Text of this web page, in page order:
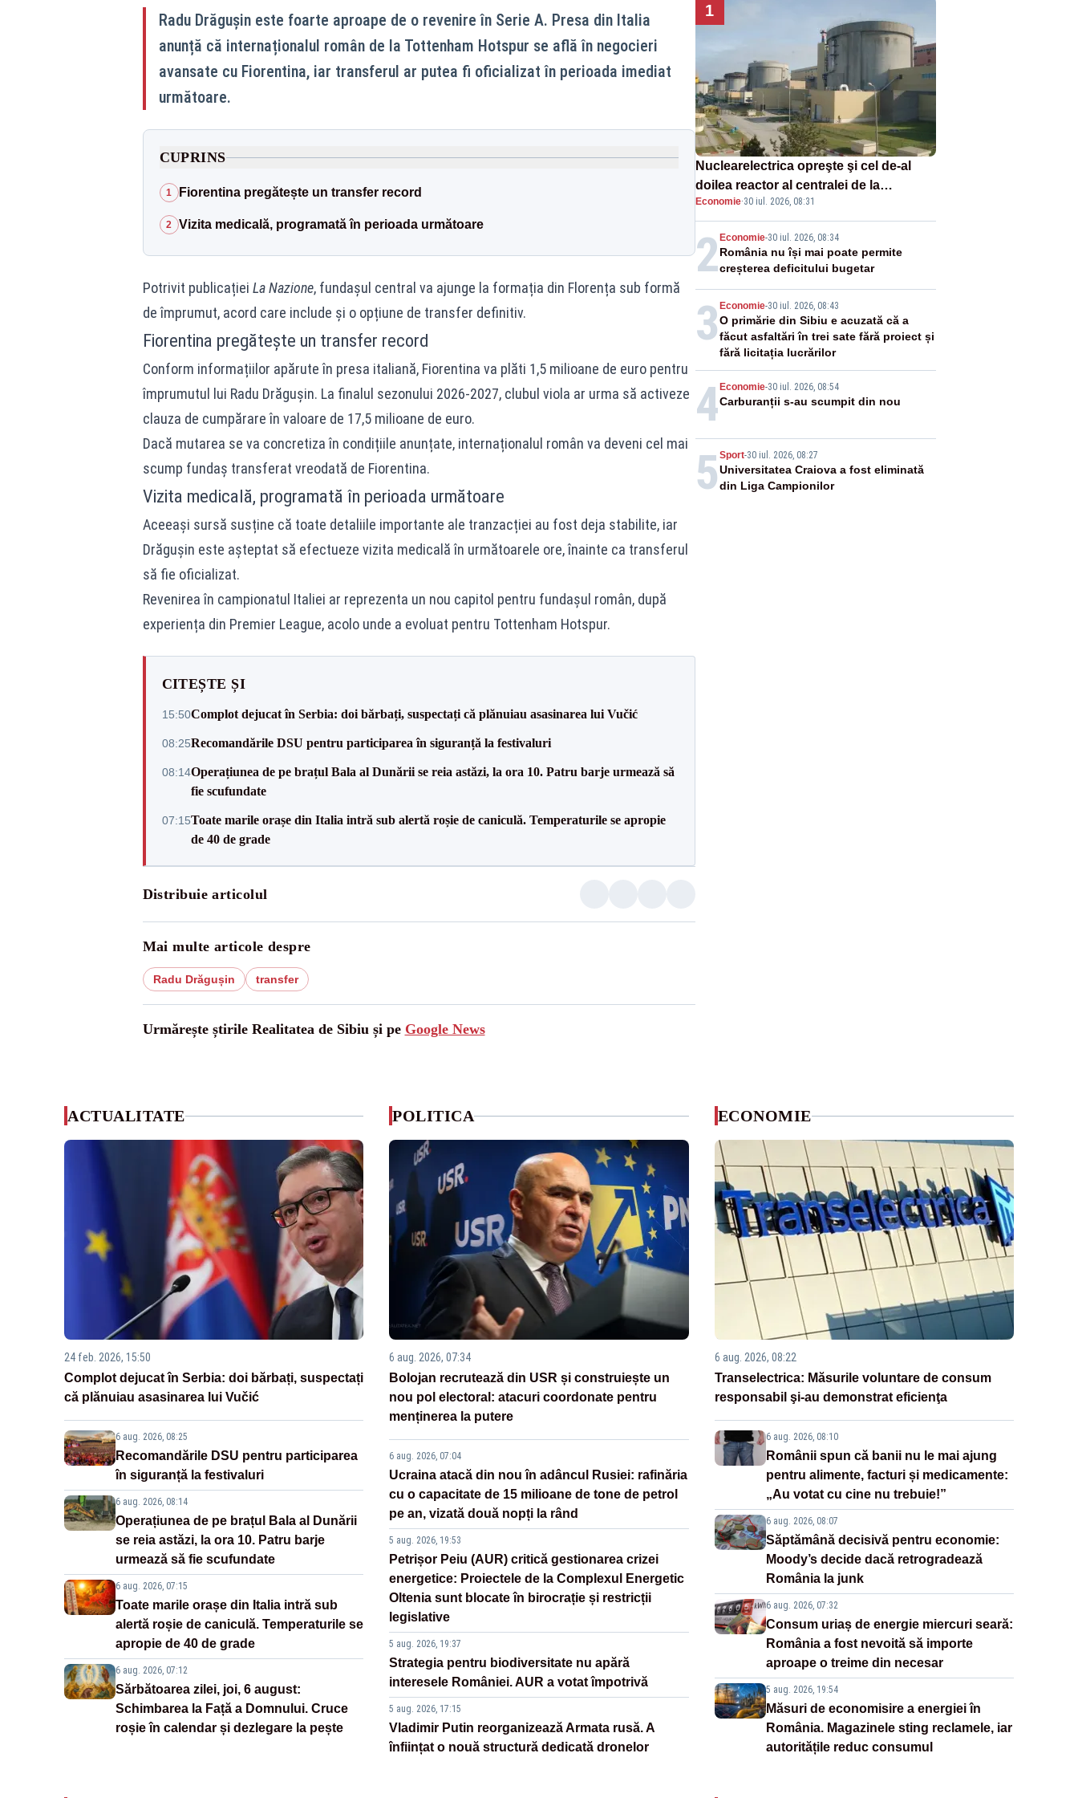
Radu Drăgușin este foarte aproape de o revenire în Serie A. Presa din Italia
anunță că internaționalul român de la Tottenham Hotspur se află în negocieri
avansate cu Fiorentina, iar transferul ar putea fi oficializat în perioada imediat
următoare.
CUPRINS
1 Fiorentina pregătește un transfer record
2 Vizita medicală, programată în perioada următoare
Potrivit publicației La Nazione, fundașul central va ajunge la formația din Florența sub formă
de împrumut, acord care include și o opțiune de transfer definitiv.
Fiorentina pregătește un transfer record
Conform informațiilor apărute în presa italiană, Fiorentina va plăti 1,5 milioane de euro pentru
împrumutul lui Radu Drăgușin. La finalul sezonului 2026-2027, clubul viola ar urma să activeze
clauza de cumpărare în valoare de 17,5 milioane de euro.
Dacă mutarea se va concretiza în condițiile anunțate, internaționalul român va deveni cel mai
scump fundaș transferat vreodată de Fiorentina.
Vizita medicală, programată în perioada următoare
Aceeași sursă susține că toate detaliile importante ale tranzacției au fost deja stabilite, iar
Drăgușin este așteptat să efectueze vizita medicală în următoarele ore, înainte ca transferul
să fie oficializat.
Revenirea în campionatul Italiei ar reprezenta un nou capitol pentru fundașul român, după
experiența din Premier League, acolo unde a evoluat pentru Tottenham Hotspur.
CITEȘTE ȘI
15:50Complot dejucat în Serbia: doi bărbați, suspectați că plănuiau asasinarea lui Vučić
08:25Recomandările DSU pentru participarea în siguranță la festivaluri
08:14Operațiunea de pe brațul Bala al Dunării se reia astăzi, la ora 10. Patru barje urmează să
fie scufundate
07:15Toate marile orașe din Italia intră sub alertă roșie de caniculă. Temperaturile se apropie
de 40 de grade
Distribuie articolul
Mai multe articole despre
Radu Drăgușin transfer
Urmărește știrile Realitatea de Sibiu și pe Google News
1
Nuclearelectrica opreşte şi cel de-al
doilea reactor al centralei de la
Cernavodă
Economie·30 iul. 2026, 08:31
2 Economie-30 iul. 2026, 08:34
România nu își mai poate permite
creșterea deficitului bugetar
3 Economie-30 iul. 2026, 08:43
O primărie din Sibiu e acuzată că a
făcut asfaltări în trei sate fără proiect și
fără licitația lucrărilor
4 Economie-30 iul. 2026, 08:54
Carburanții s-au scumpit din nou
5 Sport-30 iul. 2026, 08:27
Universitatea Craiova a fost eliminată
din Liga Campionilor
ACTUALITATE
24 feb. 2026, 15:50
Complot dejucat în Serbia: doi bărbați, suspectați
că plănuiau asasinarea lui Vučić
6 aug. 2026, 08:25
Recomandările DSU pentru participarea
în siguranță la festivaluri
6 aug. 2026, 08:14
Operațiunea de pe brațul Bala al Dunării
se reia astăzi, la ora 10. Patru barje
urmează să fie scufundate
6 aug. 2026, 07:15
Toate marile orașe din Italia intră sub
alertă roșie de caniculă. Temperaturile se
apropie de 40 de grade
6 aug. 2026, 07:12
Sărbătoarea zilei, joi, 6 august:
Schimbarea la Față a Domnului. Cruce
roșie în calendar și dezlegare la pește
POLITICA
6 aug. 2026, 07:34
Bolojan recrutează din USR și construiește un
nou pol electoral: atacuri coordonate pentru
menținerea la putere
6 aug. 2026, 07:04
Ucraina atacă din nou în adâncul Rusiei: rafinăria
cu o capacitate de 15 milioane de tone de petrol
pe an, vizată două nopți la rând
5 aug. 2026, 19:53
Petrișor Peiu (AUR) critică gestionarea crizei
energetice: Proiectele de la Complexul Energetic
Oltenia sunt blocate în birocrație și restricții
legislative
5 aug. 2026, 19:37
Strategia pentru biodiversitate nu apără
interesele României. AUR a votat împotrivă
5 aug. 2026, 17:15
Vladimir Putin reorganizează Armata rusă. A
înființat o nouă structură dedicată dronelor
ECONOMIE
6 aug. 2026, 08:22
Transelectrica: Măsurile voluntare de consum
responsabil şi-au demonstrat eficienţa
6 aug. 2026, 08:10
Românii spun că banii nu le mai ajung
pentru alimente, facturi și medicamente:
„Au votat cu cine nu trebuie!”
6 aug. 2026, 08:07
Săptămână decisivă pentru economie:
Moody’s decide dacă retrogradează
România la junk
6 aug. 2026, 07:32
Consum uriaș de energie miercuri seară:
România a fost nevoită să importe
aproape o treime din necesar
5 aug. 2026, 19:54
Măsuri de economisire a energiei în
România. Magazinele sting reclamele, iar
autoritățile reduc consumul